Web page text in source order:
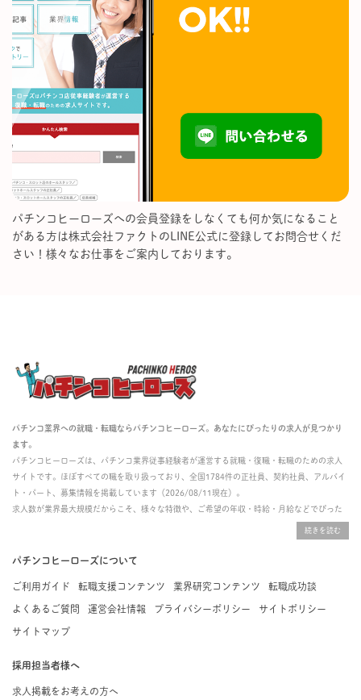
パチンコヒーローズへの会員登録をしなくても何か気になること
がある方は株式会社ファクトのLINE公式に登録してお問合せくだ
さい！様々なお仕事をご案内しております。
パチンコ業界への就職・転職ならパチンコヒーローズ。あなたにぴったりの求人が見つかり
ます。
パチンコヒーローズは、パチンコ業界従事経験者が運営する就職・復職・転職のための求人
サイトです。ほぼすべての職を取り扱っており、全国1784件の正社員、契約社員、アルバイ
ト・パート、募集情報を掲載しています（2026/08/11現在）。
求人数が業界最大規模だからこそ、様々な特徴や、ご希望の年収・時給・月給などでぴった
掲載している求人は、すべて契約法人様から寄せられた正規の求人情報です。応募いただい
た内容はすぐに直接事業所に届くためスムーズに転職・復職できます。
パチンコヒーローズについて
ご利用ガイド 転職支援コンテンツ 業界研究コンテンツ 転職成功談
よくあるご質問 運営会社情報 プライバシーポリシー サイトポリシー
サイトマップ
採用担当者様へ
求人掲載をお考えの方へ